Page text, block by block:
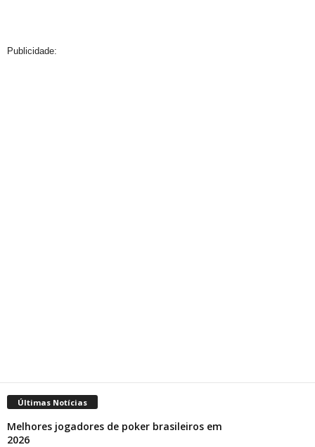
Publicidade:
Últimas Notícias
Melhores jogadores de poker brasileiros em
2026